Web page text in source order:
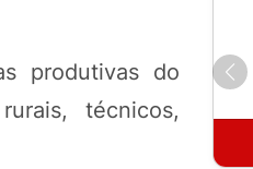
produtivas do
técnicos,